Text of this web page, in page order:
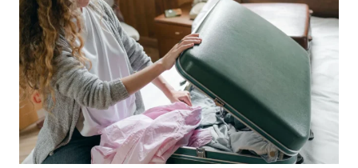
DURANTE
EL
MUNDIAL
2026